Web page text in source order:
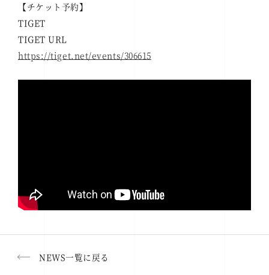
【チケット予約】
TIGET
TIGET URL
https://tiget.net/events/306615
NEWS一覧に戻る